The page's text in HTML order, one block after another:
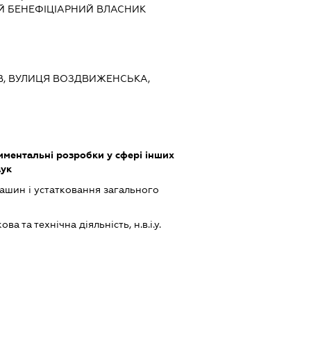
БЕНЕФІЦІАРНИЙ ВЛАСНИК
ВУЛИЦЯ ВОЗДВИЖЕНСЬКА,
розробки у сфері інших
і устатковання загального
та технічна діяльність, н.в.і.у.